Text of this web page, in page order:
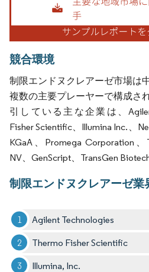
競合環境
制限エンドヌクレアーゼ市場は
複数の主要プレーヤーで構成さ
引している主な企業は、
Fisher Scientific、Illumina Inc.、
KGaA、Promega Corporation
NV、GenScript、TransGen
制限エンドヌクレアーゼ業
Agilent Technologies
Thermo Fisher Scientific
Illumina, Inc.